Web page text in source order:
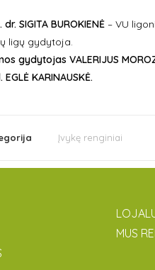
dr. SIGITA BUROKIENĖ– VU
ligų gydytoja.
gydytojas VALERIJUS
EGLĖ KARINAUSKĖ.
Įvykę renginiai
MUS